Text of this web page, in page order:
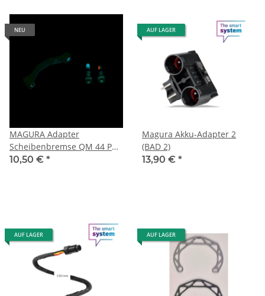
NEU
MAGURA Adapter
Scheibenbremse QM 44 PM
7" auf PM SB-Verpackung
10,50 € *
AUF LAGER
Magura Akku-Adapter 2
(BAD 2)
13,90 € *
AUF LAGER AUF LAGER